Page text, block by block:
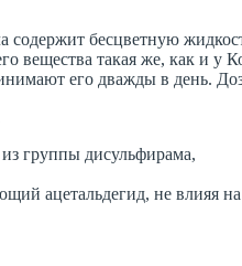
содержит бесцветную
такая же, как и у
его дважды в день.
группы дисульфирама,
ацетальдегид, не влияя